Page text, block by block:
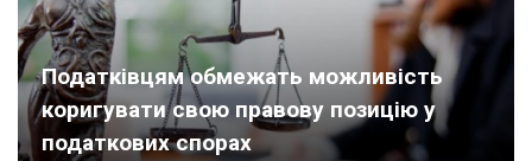
Податківцям обмежать можливість
коригувати свою правову позицію у
податкових спорах